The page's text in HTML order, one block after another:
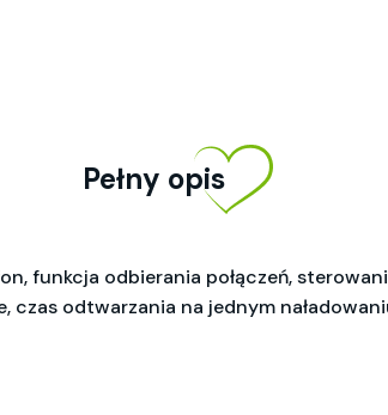
Pełny opis
funkcja odbierania połączeń,
odtwarzania na jednym